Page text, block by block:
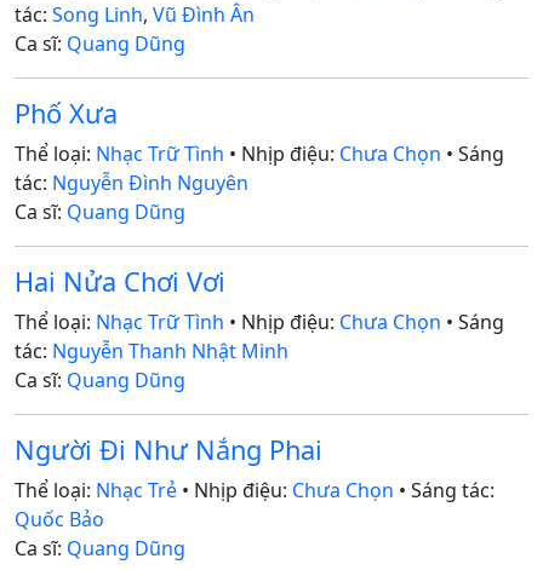
tác: Song Linh, Vũ Đình Ân
Ca sĩ: Quang Dũng
Phố Xưa
Thể loại: Nhạc Trữ Tình • Nhịp điệu: Chưa Chọn • Sáng
tác: Nguyễn Đình Nguyên
Ca sĩ: Quang Dũng
Hai Nửa Chơi Vơi
Thể loại: Nhạc Trữ Tình • Nhịp điệu: Chưa Chọn • Sáng
tác: Nguyễn Thanh Nhật Minh
Ca sĩ: Quang Dũng
Người Đi Như Nắng Phai
Thể loại: Nhạc Trẻ • Nhịp điệu: Chưa Chọn • Sáng tác:
Quốc Bảo
Ca sĩ: Quang Dũng